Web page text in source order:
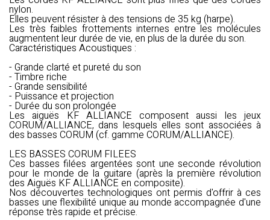
nylon.
Elles peuvent résister à des tensions de 35 kg (harpe).
Les très faibles frottements internes entre les molécules
augmentent leur durée de vie, en plus de la durée du son.
Caractéristiques Acoustiques :
- Grande clarté et pureté du son
- Timbre riche
- Grande sensibilité
- Puissance et projection
- Durée du son prolongée
Les aiguës KF ALLIANCE composent aussi les jeux
CORUM/ALLIANCE, dans lesquels elles sont associées à
des basses CORUM (cf. gamme CORUM/ALLIANCE).
LES BASSES CORUM FILEES
Ces basses filées argentées sont une seconde révolution
pour le monde de la guitare (après la première révolution
des Aiguës KF ALLIANCE en composite).
Nos découvertes technologiques ont permis d'offrir à ces
basses une flexibilité unique au monde accompagnée d'une
réponse très rapide et précise.